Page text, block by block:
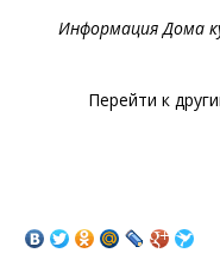
Информация Дома
Перейти к